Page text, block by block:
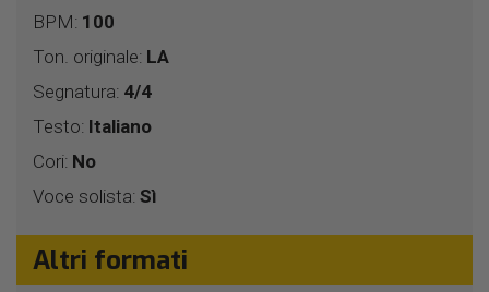
BPM: 100
Ton. originale: LA
Segnatura: 4/4
Testo: Italiano
Cori: No
Voce solista: Sì
Altri formati